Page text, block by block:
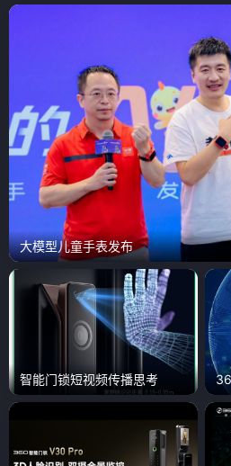
大模型儿童手表发布
智能门锁短视频传播思考